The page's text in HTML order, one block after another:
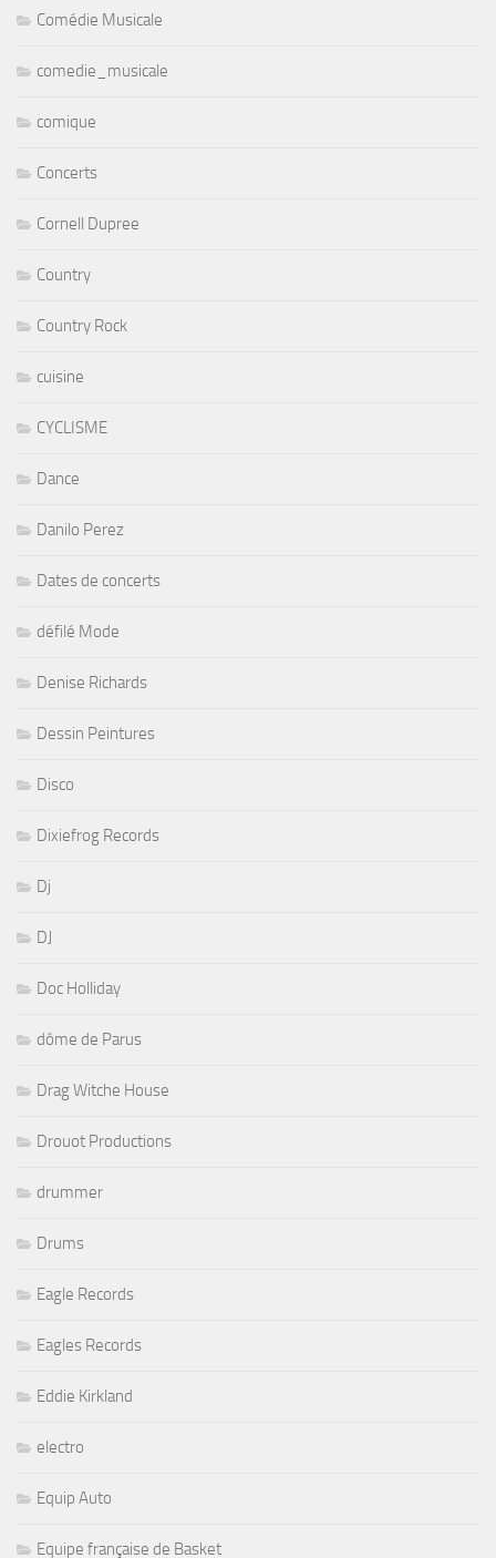
Comédie Musicale
comedie_musicale
comique
Concerts
Cornell Dupree
Country
Country Rock
cuisine
CYCLISME
Dance
Danilo Perez
Dates de concerts
défilé Mode
Denise Richards
Dessin Peintures
Disco
Dixiefrog Records
Dj
DJ
Doc Holliday
dôme de Parus
Drag Witche House
Drouot Productions
drummer
Drums
Eagle Records
Eagles Records
Eddie Kirkland
electro
Equip Auto
Equipe française de Basket